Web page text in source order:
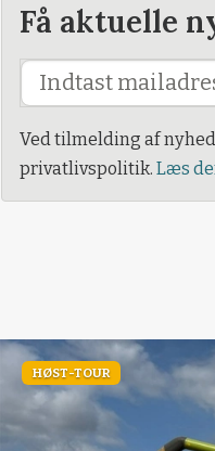
Få aktuelle
Ved tilmelding af
privatlivspolitik. Læs
HØST-TOUR